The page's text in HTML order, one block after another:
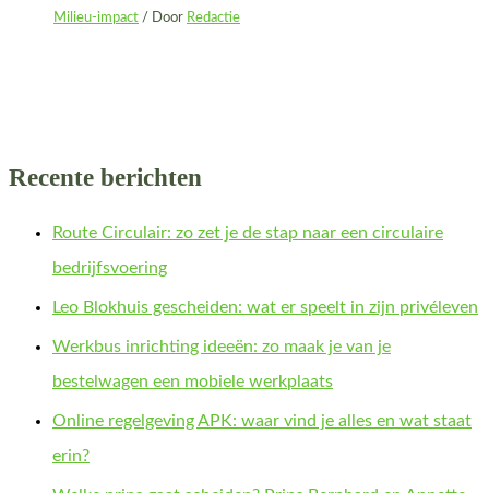
Milieu-impact / Door Redactie
Recente berichten
Route Circulair: zo zet je de stap naar een circulaire
bedrijfsvoering
Leo Blokhuis gescheiden: wat er speelt in zijn privéleven
Werkbus inrichting ideeën: zo maak je van je
bestelwagen een mobiele werkplaats
Online regelgeving APK: waar vind je alles en wat staat
erin?